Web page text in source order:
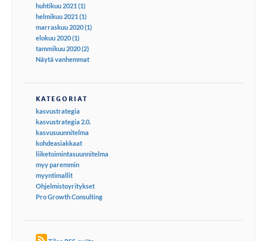
huhtikuu 2021 (1)
helmikuu 2021 (1)
marraskuu 2020 (1)
elokuu 2020 (1)
tammikuu 2020 (2)
Näytä vanhemmat
KATEGORIAT
kasvustrategia
kasvustrategia 2.0.
kasvusuunnitelma
kohdeasiakkaat
liiketoimintasuunnitelma
myy paremmin
myyntimallit
Ohjelmistoyritykset
Pro Growth Consulting